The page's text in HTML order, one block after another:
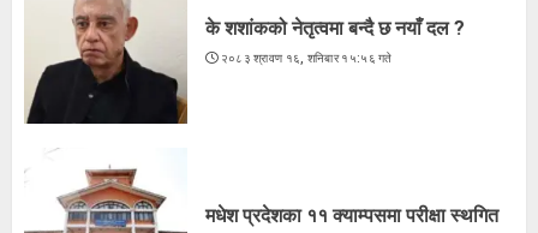
के शशांकको नेतृत्वमा बन्दै छ नयाँ दल ?
२०८३ श्रावण १६, शनिबार १५:५६ गते
मधेश प्रदेशका ११ क्याम्पसमा परीक्षा स्थगित